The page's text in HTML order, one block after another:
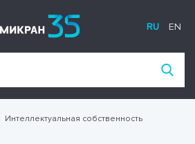
RU EN
Интеллектуальная собственность